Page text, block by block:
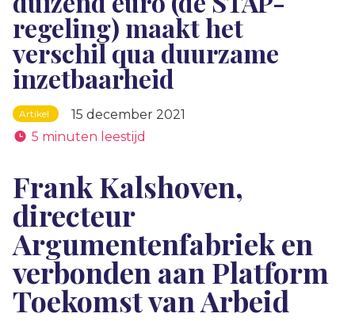
regeling) maakt het
verschil qua duurzame
inzetbaarheid
Artikel
15 december 2021
5 minuten leestijd
Frank Kalshoven,
directeur
Argumentenfabriek en
verbonden aan Platform
Toekomst van Arbeid